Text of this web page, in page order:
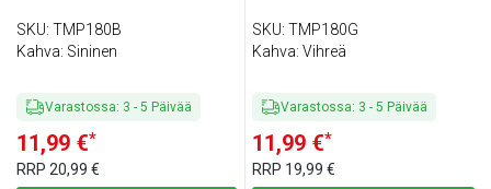
SKU: TMP180B
Kahva: Sininen
Varastossa: 3 - 5 Päivää
11,99 €*
RRP 20,99 €
SKU:TMP180G
Kahva: Vihreä
Varastossa: 3 -5 Päivää
11,99 €*
RRP 19,99 €